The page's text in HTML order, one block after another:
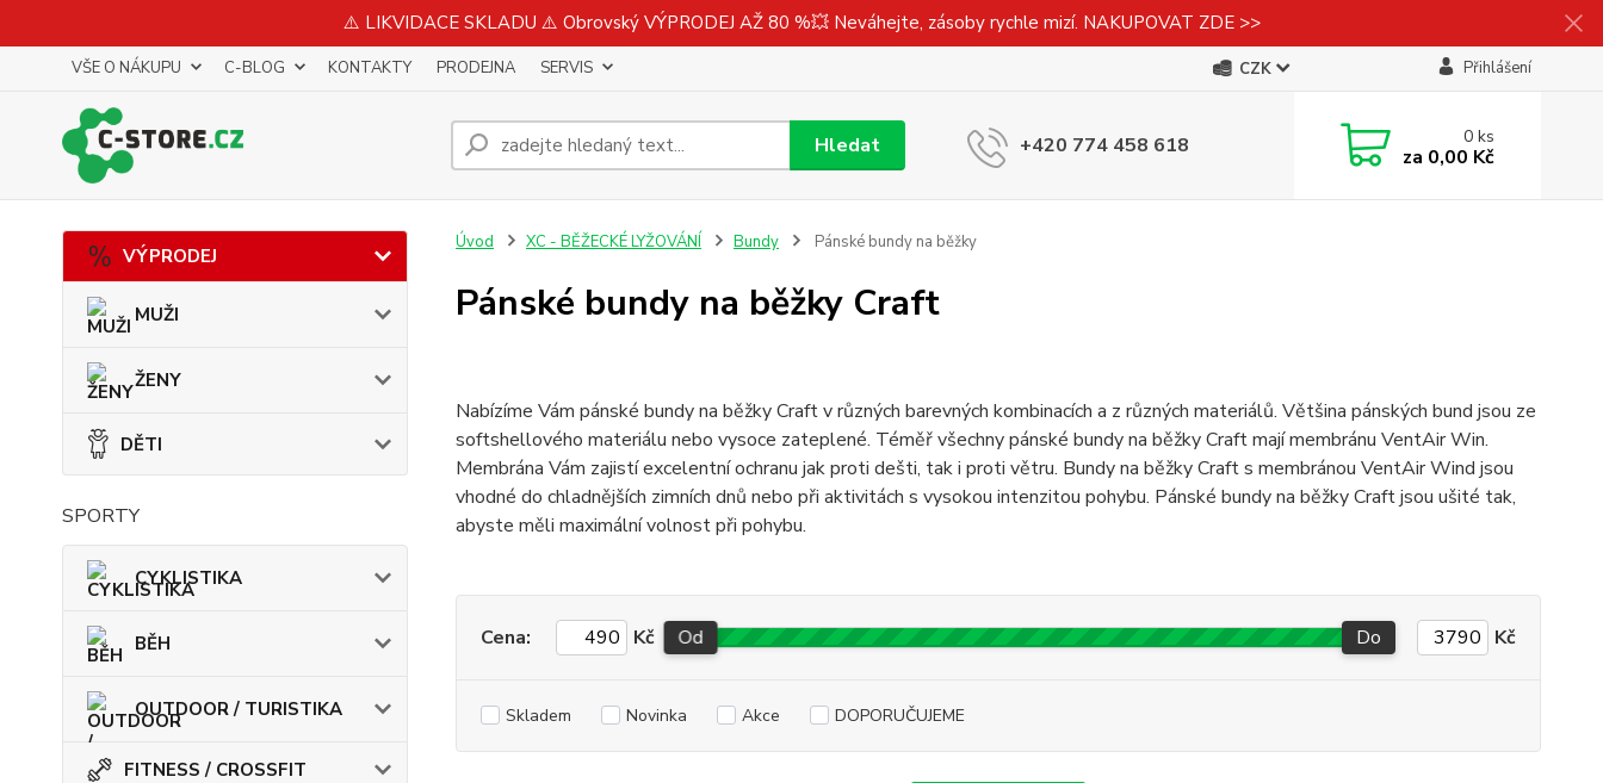
⚠️ LIKVIDACE SKLADU ⚠️ Obrovský VÝPRODEJ AŽ 80 %💥 Neváhejte, zásoby rychle mizí. NAKUPOVAT ZDE >>
VŠE O NÁKUPU C-BLOG KONTAKTY PRODEJNA SERVIS CZK Přihlášení
Hledat +420 774 458 618 0ks
za 0,00 Kč
VÝPRODEJ
MUŽI
ŽENY
DĚTI
SPORTY
CYKLISTIKA
BĚH
OUTDOOR / TURISTIKA
FITNESS / CROSSFIT
Úvod XC - BĚŽECKÉ LYŽOVÁNÍ Bundy Pánské bundy na běžky
Pánské bundy na běžky Craft
Nabízíme Vám pánské bundy na běžky Craft v různých barevných kombinacích a z různých materiálů. Většina pánských bund jsou ze
softshellového materiálu nebo vysoce zateplené. Téměř všechny pánské bundy na běžky Craft mají membránu VentAir Win.
Membrána Vám zajistí excelentní ochranu jak proti dešti, tak i proti větru. Bundy na běžky Craft s membránou VentAir Wind jsou
vhodné do chladnějších zimních dnů nebo při aktivitách s vysokou intenzitou pohybu. Pánské bundy na běžky Craft jsou ušité tak,
abyste měli maximální volnost při pohybu.
Cena: Kč Od Do Kč
Skladem Novinka Akce DOPORUČUJEME